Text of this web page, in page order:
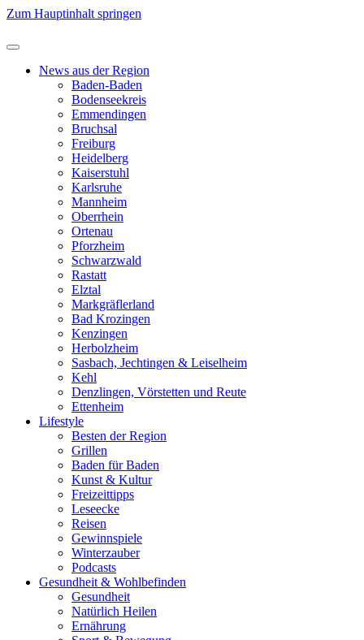
Zum Hauptinhalt springen
News aus der Region
Baden-Baden
Bodenseekreis
Emmendingen
Bruchsal
Freiburg
Heidelberg
Kaiserstuhl
Karlsruhe
Mannheim
Oberrhein
Ortenau
Pforzheim
Schwarzwald
Rastatt
Elztal
Markgräflerland
Bad Krozingen
Kenzingen
Herbolzheim
Sasbach, Jechtingen & Leiselheim
Kehl
Denzlingen, Vörstetten und Reute
Ettenheim
Lifestyle
Besten der Region
Grillen
Baden für Baden
Kunst & Kultur
Freizeittipps
Leseecke
Reisen
Gewinnspiele
Winterzauber
Podcasts
Gesundheit & Wohlbefinden
Gesundheit
Natürlich Heilen
Ernährung